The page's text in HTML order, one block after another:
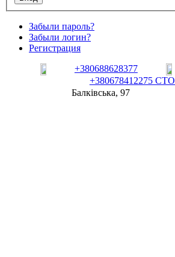
Забыли пароль?
Забыли логин?
Регистрация
+380688628377
+380678412275 СТО
Балківська, 97